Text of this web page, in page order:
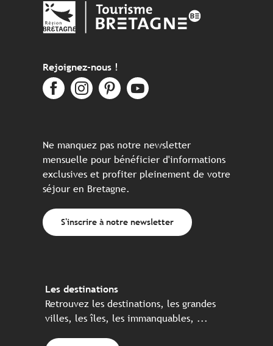
Rejoignez-nous !
Ne manquez pas notre newsletter
mensuelle pour bénéficier d'informations
exclusives et profiter pleinement de votre
séjour en Bretagne.
S'inscrire à notre newsletter
Les destinations
Retrouvez les destinations, les grandes
villes, les îles, les immanquables, ...